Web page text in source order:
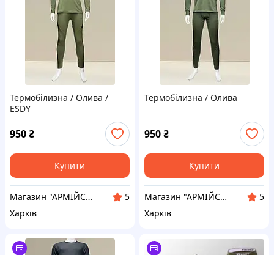
Термобілизна / Олива /
ESDY
950₴
Купити
Магазин "АРМІЙСЬКИЙ"
5
Харків
Термобілизна / Олива
950₴
Купити
Магазин "АРМІЙСЬКИЙ"
5
Харків